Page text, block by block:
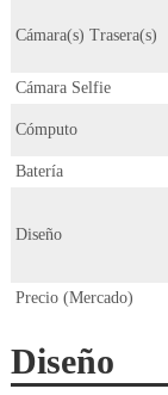
Cámara(s) Trasera(s)
Cámara Selfie
Cómputo
Batería
Diseño
Precio (Mercado)
Diseño